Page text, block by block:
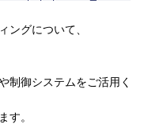
ングについて、
制御システムをご活用く
す。